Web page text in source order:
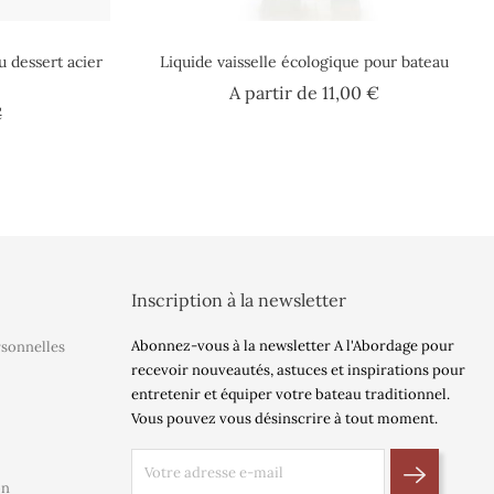
dessert acier
Prix
Liquide vaisselle écologique pour bateau
A partir de11,00 €Prix
Inscription à la newsletter
Abonnez-vous à la newsletter A l'Abordage pour
recevoir nouveautés, astuces et inspirations pour
entretenir et équiper votre bateau traditionnel.
Vous pouvez vous désinscrire à tout moment.